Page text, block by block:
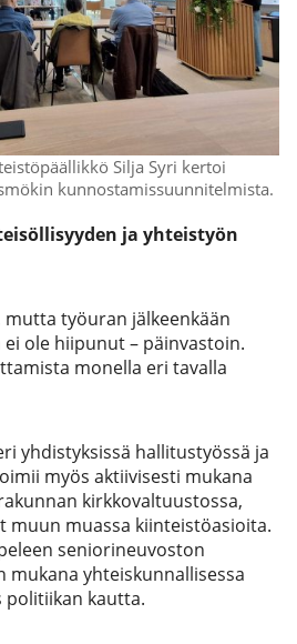
Silja Syri kertoi
kunnostamissuunnitelmista.
ja yhteistyön
työuran jälkeenkään
ole hiipunut – päinvastoin.
monella eri tavalla
yhdistyksissä hallitustyössä ja
myös aktiivisesti mukana
kirkkovaltuustossa,
muun muassa kiinteistöasioita.
seniorineuvoston
mukana yhteiskunnallisessa
politiikan kautta.